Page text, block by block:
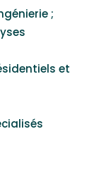
;
et